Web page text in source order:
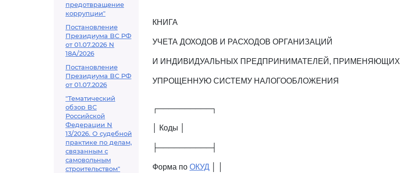
предотвращение
коррупции"
Постановление
Президиума ВС РФ
от 01.07.2026 N
18А/2026
Постановление
Президиума ВС РФ
от 01.07.2026
"Тематический
обзор ВС
Российской
Федерации N
13/2026. О судебной
практике по делам,
связанным с
самовольным
строительством"
КНИГА
УЧЕТА ДОХОДОВ И РАСХОДОВ ОРГАНИЗАЦИЙ
И ИНДИВИДУАЛЬНЫХ ПРЕДПРИНИМАТЕЛЕЙ, ПРИМЕНЯЮЩИХ
УПРОЩЕННУЮ СИСТЕМУ НАЛОГООБЛОЖЕНИЯ
┌──────────┐
│ Коды │
├──────────┤
Форма по ОКУД